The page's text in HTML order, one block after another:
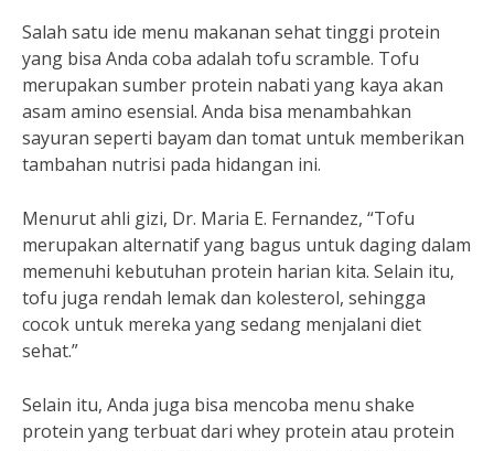
Salah satu ide menu makanan sehat tinggi protein
yang bisa Anda coba adalah tofu scramble. Tofu
merupakan sumber protein nabati yang kaya akan
asam amino esensial. Anda bisa menambahkan
sayuran seperti bayam dan tomat untuk memberikan
tambahan nutrisi pada hidangan ini.
Menurut ahli gizi, Dr. Maria E. Fernandez, “Tofu
merupakan alternatif yang bagus untuk daging dalam
memenuhi kebutuhan protein harian kita. Selain itu,
tofu juga rendah lemak dan kolesterol, sehingga
cocok untuk mereka yang sedang menjalani diet
sehat.”
Selain itu, Anda juga bisa mencoba menu shake
protein yang terbuat dari whey protein atau protein